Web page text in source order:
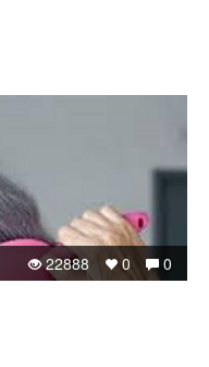
0
0
22888